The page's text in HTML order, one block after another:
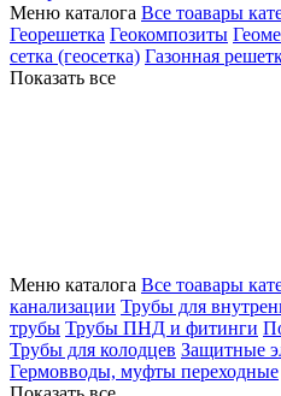
Меню каталога Все тоавары
Георешетка Геокомпозиты
сетка (геосетка) Газонная
Показать все
Меню каталога Все тоавары
канализации Трубы для
трубы Трубы ПНД и фитинги
Трубы для колодцев Защитные
Гермовводы, муфты переходные